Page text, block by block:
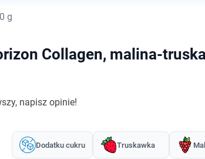
g
Collagen, malina-
napisz opinie!
Dodatku cukru Truskawka